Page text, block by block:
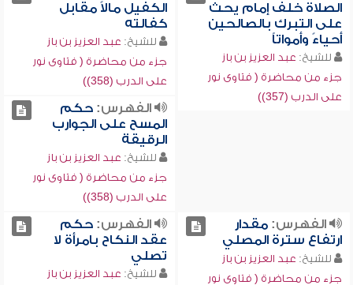
الصلاة خلف إمام يحث
على التبرك بالصالحين
أحياءً وأمواتاً
للشيخ: عبد العزيز بن باز
جزء من محاضرة ( فتاوى نور
على الدرب (357))
الكفيل مالاً مقابل
كفالته
للشيخ: عبد العزيز بن باز
جزء من محاضرة ( فتاوى نور
على الدرب (358))
الفهرس:حكم
المسح على الجوارب
الرقيقة
للشيخ: عبد العزيز بن باز
جزء من محاضرة ( فتاوى نور
على الدرب (358))
الفهرس:مقدار
ارتفاع سترة المصلي
للشيخ: عبد العزيز بن باز
جزء من محاضرة ( فتاوى نور
الفهرس:حكم
عقد النكاح بامرأة لا
تصلي
للشيخ: عبد العزيز بن باز